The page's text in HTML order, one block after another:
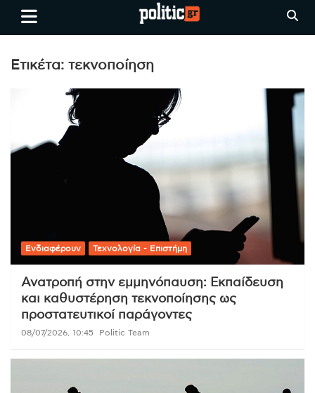
Skip
Ειδήσεις απο τη
Θεσσαλονίκη, την Ελλάδα και
όλο τον Κόσμο
politic.gr
Ετικέτα: τεκνοποίηση
Ενδιαφέρουν Τεχνολογία - Επιστήμη
Ανατροπή στην εμμηνόπαυση: Εκπαίδευση
και καθυστέρηση τεκνοποίησης ως
προστατευτικοί παράγοντες
08/07/2026, 10:45 Politic Team